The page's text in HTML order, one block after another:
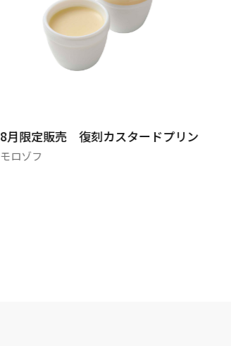
8月限定販売 復刻カスタードプリン
モロゾフ